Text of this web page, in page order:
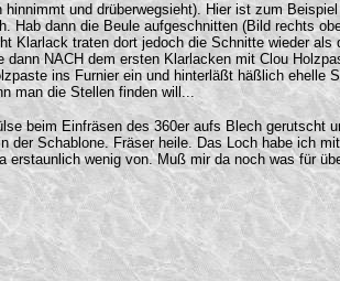
und drüberwegsieht). Hier ist zum
dann die Beule aufgeschnitten (Bild rechts
traten dort jedoch die Schnitte wieder
NACH dem ersten Klarlacken mit Clou
ins Furnier ein und hinterläßt häßlich
man die Stellen finden will...
beim Einfräsen des 360er aufs Blech
Schablone. Fräser heile. Das Loch habe ich
wenig von. Muß mir da noch was für